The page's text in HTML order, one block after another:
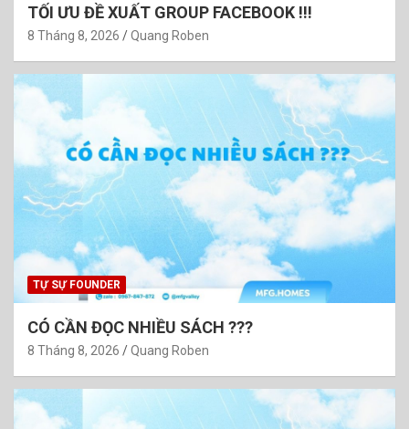
TỐI ƯU ĐỀ XUẤT GROUP FACEBOOK !!!
8 Tháng 8, 2026 Quang Roben
TỰ SỰ FOUNDER
CÓ CẦN ĐỌC NHIỀU SÁCH ???
8 Tháng 8, 2026 Quang Roben